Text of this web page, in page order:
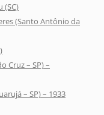
(SC)
(Santo Antônio da
Cruz – SP) –
– SP) – 1933